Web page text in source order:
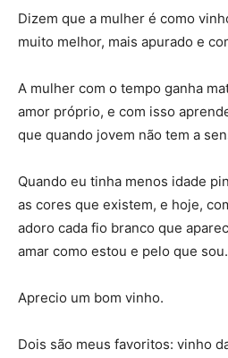
Dizem que a mulher é como
muito melhor, mais apurado e
A mulher com o tempo ganha
amor próprio, e com isso
que quando jovem não tem a
Quando eu tinha menos idade
as cores que existem, e hoje,
adoro cada fio branco que
amar como estou e pelo que sou.
Aprecio um bom vinho.
Dois são meus favoritos: vinho